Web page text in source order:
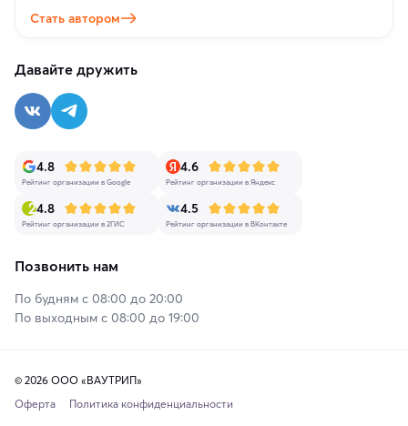
Стать автором
Давайте дружить
4.8
Рейтинг организации в Google
4.6
Рейтинг организации в Яндекс
4.8
Рейтинг организации в 2ГИС
4.5
Рейтинг организации в ВКонтакте
Позвонить нам
По будням с 08:00 до 20:00
По выходным с 08:00 до 19:00
© 2026 ООО «ВАУТРИП»
Оферта
Политика конфиденциальности